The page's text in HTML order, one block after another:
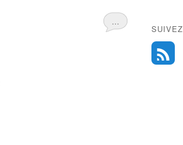
…